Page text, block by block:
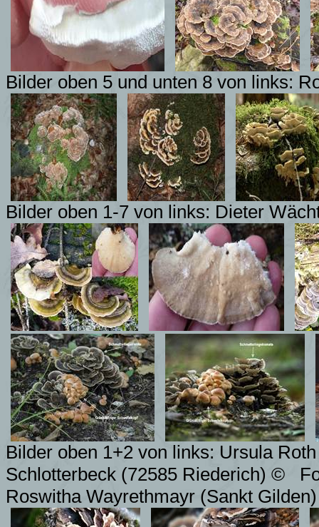
Bilder oben 5 und unten 8 von links:
Bilder oben 1-7 von links: Dieter
Bilder oben 1+2 von links: Ursula
Schlotterbeck (72585 Riederich) ©
Roswitha Wayrethmayr (Sankt